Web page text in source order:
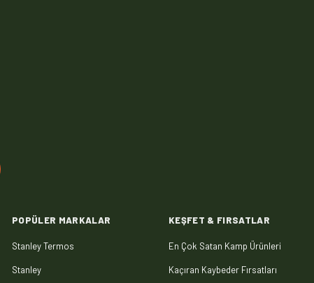
POPÜLER MARKALAR
Stanley Termos
Stanley
KEŞFET & FIRSATLAR
En Çok Satan Kamp Ürünleri
Kaçıran Kaybeder Fırsatları